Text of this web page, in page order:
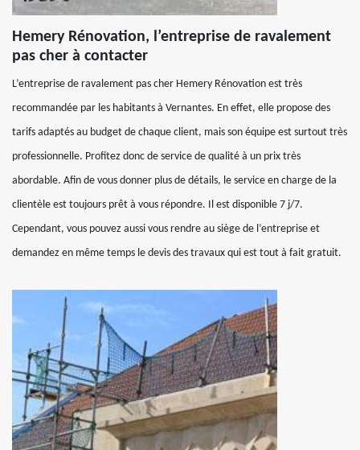
Hemery Rénovation, l’entreprise de ravalement
pas cher à contacter
L’entreprise de ravalement pas cher Hemery Rénovation est très
recommandée par les habitants à Vernantes. En effet, elle propose des
tarifs adaptés au budget de chaque client, mais son équipe est surtout très
professionnelle. Profitez donc de service de qualité à un prix très
abordable. Afin de vous donner plus de détails, le service en charge de la
clientèle est toujours prêt à vous répondre. Il est disponible 7 j/7.
Cependant, vous pouvez aussi vous rendre au siège de l’entreprise et
demandez en même temps le devis des travaux qui est tout à fait gratuit.